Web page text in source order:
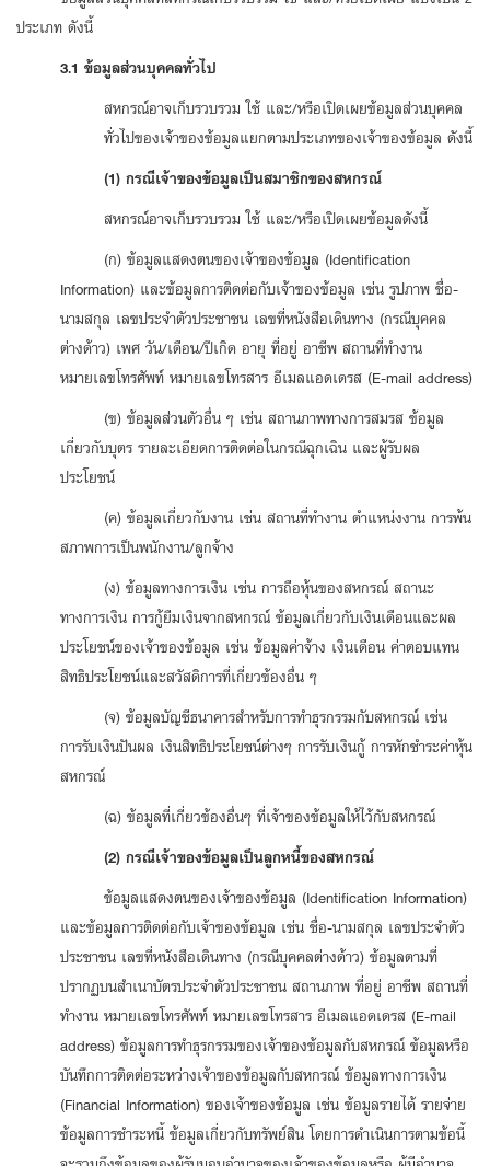
ประเภท ดังนี้
3.1 ข้อมูลส่วนบุคคลทั่วไป
สหกรณ์อาจเก็บรวบรวม ใช้ และ/หรือเปิดเผยข้อมูลส่วนบุคคล
ทั่วไปของเจ้าของข้อมูลแยกตามประเภทของเจ้าของข้อมูล ดังนี้
(1) กรณีเจ้าของข้อมูลเป็นสมาชิกของสหกรณ์
สหกรณ์อาจเก็บรวบรวม ใช้ และ/หรือเปิดเผยข้อมูลดังนี้
(ก) ข้อมูลแสดงตนของเจ้าของข้อมูล (Identification
Information) และข้อมูลการติดต่อกับเจ้าของข้อมูล เช่น รูปภาพ ชื่อ-
นามสกุล เลขประจำตัวประชาชน เลขที่หนังสือเดินทาง (กรณีบุคคล
ต่างด้าว) เพศ วัน/เดือน/ปีเกิด อายุ ที่อยู่ อาชีพ สถานที่ทำงาน
หมายเลขโทรศัพท์ หมายเลขโทรสาร อีเมลแอดเดรส (E-mail address)
(ข) ข้อมูลส่วนตัวอื่น ๆ เช่น สถานภาพทางการสมรส ข้อมูล
เกี่ยวกับบุตร รายละเอียดการติดต่อในกรณีฉุกเฉิน และผู้รับผล
ประโยชน์
(ค) ข้อมูลเกี่ยวกับงาน เช่น สถานที่ทำงาน ตำแหน่งงาน การพ้น
สภาพการเป็นพนักงาน/ลูกจ้าง
(ง) ข้อมูลทางการเงิน เช่น การถือหุ้นของสหกรณ์ สถานะ
ทางการเงิน การกู้ยืมเงินจากสหกรณ์ ข้อมูลเกี่ยวกับเงินเดือนและผล
ประโยชน์ของเจ้าของข้อมูล เช่น ข้อมูลค่าจ้าง เงินเดือน ค่าตอบแทน
สิทธิประโยชน์และสวัสดิการที่เกี่ยวข้องอื่น ๆ
(จ) ข้อมูลบัญชีธนาคารสำหรับการทำธุรกรรมกับสหกรณ์ เช่น
การรับเงินปันผล เงินสิทธิประโยชน์ต่างๆ การรับเงินกู้ การหักชำระค่าหุ้น
สหกรณ์
(ฉ) ข้อมูลที่เกี่ยวข้องอื่นๆ ที่เจ้าของข้อมูลให้ไว้กับสหกรณ์
(2) กรณีเจ้าของข้อมูลเป็นลูกหนี้ของสหกรณ์
ข้อมูลแสดงตนของเจ้าของข้อมูล (Identification Information)
และข้อมูลการติดต่อกับเจ้าของข้อมูล เช่น ชื่อ-นามสกุล เลขประจำตัว
ประชาชน เลขที่หนังสือเดินทาง (กรณีบุคคลต่างด้าว) ข้อมูลตามที่
ปรากฏบนสำเนาบัตรประจำตัวประชาชน สถานภาพ ที่อยู่ อาชีพ สถานที่
ทำงาน หมายเลขโทรศัพท์ หมายเลขโทรสาร อีเมลแอดเดรส (E-mail
address) ข้อมูลการทำธุรกรรมของเจ้าของข้อมูลกับสหกรณ์ ข้อมูลหรือ
บันทึกการติดต่อระหว่างเจ้าของข้อมูลกับสหกรณ์ ข้อมูลทางการเงิน
(Financial Information) ของเจ้าของข้อมูล เช่น ข้อมูลรายได้ รายจ่าย
ข้อมูลการชำระหนี้ ข้อมูลเกี่ยวกับทรัพย์สิน โดยการดำเนินการตามข้อนี้